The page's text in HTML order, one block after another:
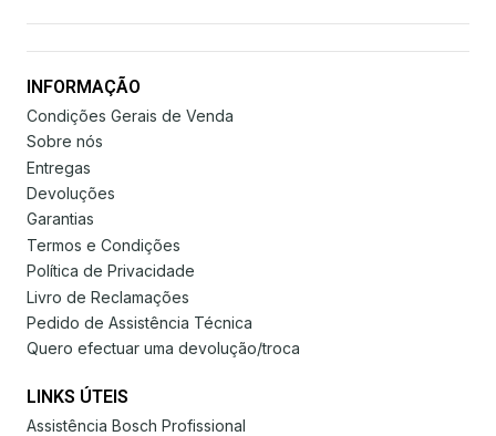
INFORMAÇÃO
Condições Gerais de Venda
Sobre nós
Entregas
Devoluções
Garantias
Termos e Condições
Política de Privacidade
Livro de Reclamações
Pedido de Assistência Técnica
Quero efectuar uma devolução/troca
LINKS ÚTEIS
Assistência Bosch Profissional